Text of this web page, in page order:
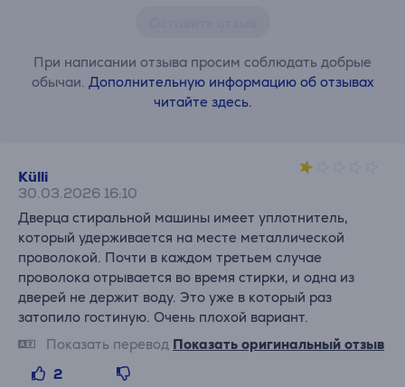
При написании отзыва просим соблюдать добрые
обычаи. Дополнительную информацию об отзывах
читайте здесь.
Külli
30.03.2026 16:10
Дверца стиральной машины имеет уплотнитель,
который удерживается на месте металлической
проволокой. Почти в каждом третьем случае
проволока отрывается во время стирки, и одна из
дверей не держит воду. Это уже в который раз
затопило гостиную. Очень плохой вариант.
Показать перевод Показать оригинальный отзыв
2